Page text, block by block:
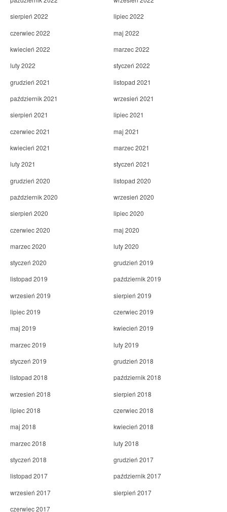
sierpień 2022
lipiec 2022
czerwiec 2022
maj 2022
kwiecień 2022
marzec 2022
luty 2022
styczeń 2022
grudzień 2021
listopad 2021
październik 2021
wrzesień 2021
sierpień 2021
lipiec 2021
czerwiec 2021
maj 2021
kwiecień 2021
marzec 2021
luty 2021
styczeń 2021
grudzień 2020
listopad 2020
październik 2020
wrzesień 2020
sierpień 2020
lipiec 2020
czerwiec 2020
maj 2020
marzec 2020
luty 2020
styczeń 2020
grudzień 2019
listopad 2019
październik 2019
wrzesień 2019
sierpień 2019
lipiec 2019
czerwiec 2019
maj 2019
kwiecień 2019
marzec 2019
luty 2019
styczeń 2019
grudzień 2018
listopad 2018
październik 2018
wrzesień 2018
sierpień 2018
lipiec 2018
czerwiec 2018
maj 2018
kwiecień 2018
marzec 2018
luty 2018
styczeń 2018
grudzień 2017
listopad 2017
październik 2017
wrzesień 2017
sierpień 2017
czerwiec 2017